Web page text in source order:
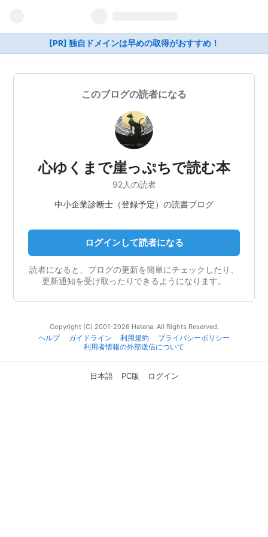
[PR] 独自ドメインは早めの取得がおすすめ！
このブログの読者になる
心ゆくまで崖っぷちで読む本
92人の読者
中小企業診断士（登録予定）の読書ブログ
ログインして読者になる
読者になると、ブログの更新を簡単にチェックしたり、
更新通知を受け取ったりできるようになります。
Copyright (C) 2001-2026 Hatena. All Rights Reserved.
ヘルプ
ガイドライン 利用規約
プライバシーポリシー
利用者情報の外部送信について
日本語 PC版 ログイン